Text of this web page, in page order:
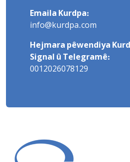
Emaila Kurdpa:
info@kurdpa.com
Hejmara pêwendiya
Signal û Telegramê:
0012026078129